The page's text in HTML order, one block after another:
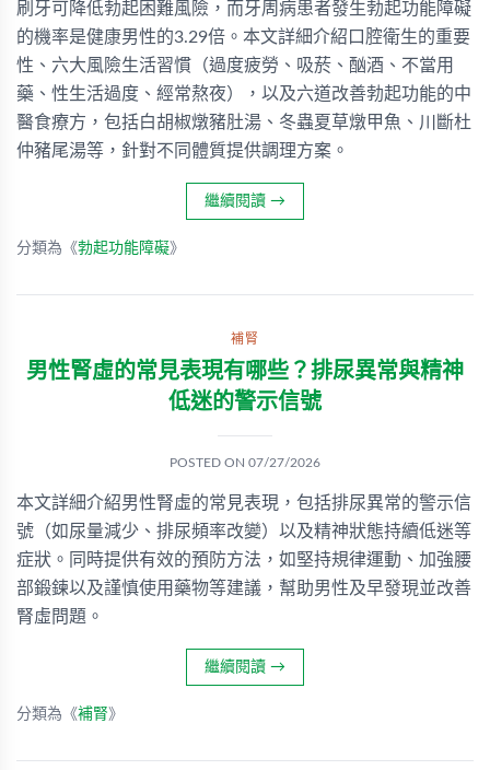
刷牙可降低勃起困難風險，而牙周病患者發生勃起功能障礙
的機率是健康男性的3.29倍。本文詳細介紹口腔衛生的重要
性、六大風險生活習慣（過度疲勞、吸菸、酗酒、不當用
藥、性生活過度、經常熬夜），以及六道改善勃起功能的中
醫食療方，包括白胡椒燉豬肚湯、冬蟲夏草燉甲魚、川斷杜
仲豬尾湯等，針對不同體質提供調理方案。
繼續閱讀 →
分類為《勃起功能障礙》
補腎
男性腎虛的常見表現有哪些？排尿異常與精神
低迷的警示信號
POSTED ON 07/27/2026
本文詳細介紹男性腎虛的常見表現，包括排尿異常的警示信
號（如尿量減少、排尿頻率改變）以及精神狀態持續低迷等
症狀。同時提供有效的預防方法，如堅持規律運動、加強腰
部鍛鍊以及謹慎使用藥物等建議，幫助男性及早發現並改善
腎虛問題。
繼續閱讀 →
分類為《補腎》